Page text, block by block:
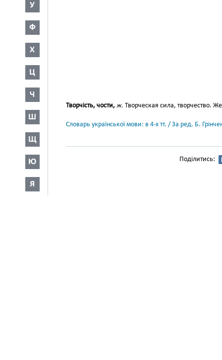
У
Ф
Х
Ц
Ч
Ш
Щ
Ю
Я
Творчість, чости, ж. Творческая сила, творчество.
Словарь української мови: в 4-х тт. / За ред. Б.
Поділитись: